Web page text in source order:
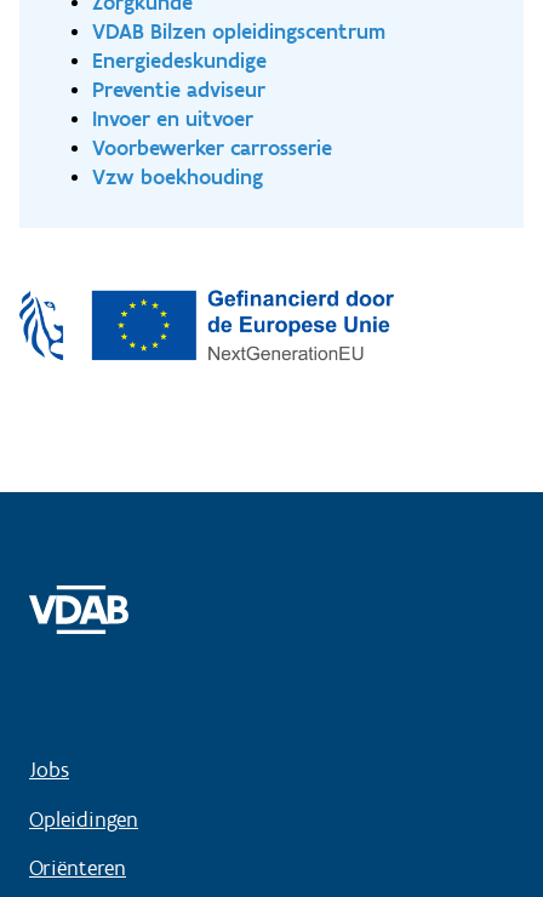
VDAB Bilzen opleidingscentrum
Energiedeskundige
Preventie adviseur
Invoer en uitvoer
Voorbewerker carrosserie
Vzw boekhouding
Jobs
Opleidingen
Oriënteren